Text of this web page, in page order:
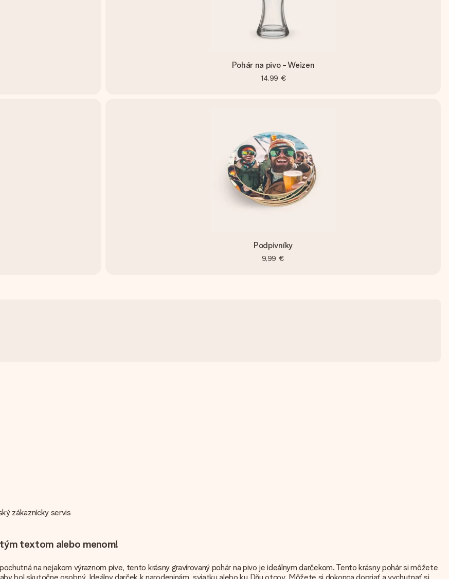
Pohár na pivo - Weizen
14,99 €
Podpivníky
9,99 €
zákaznícky servis
textom alebo menom!
na nejakom výraznom pive, tento krásny gravírovaný pohár na pivo je ideálnym darčekom. Tento krásny pohár si môžete